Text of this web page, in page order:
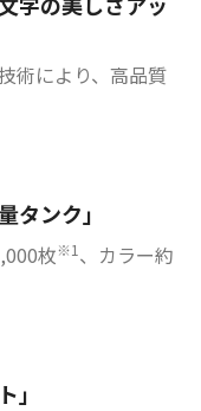
術により、高品質
タンク」
枚※1 、カラー約
」